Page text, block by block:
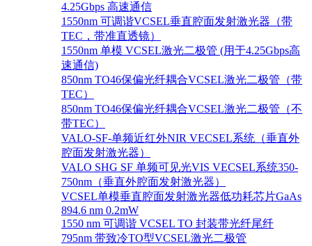
4.25Gbps 高速通信
1550nm 可调谐VCSEL垂直腔面发射激光器（带
TEC，带准直透镜）
1550nm 单模 VCSEL激光二极管 (用于4.25Gbps高
速通信)
850nm TO46保偏光纤耦合VCSEL激光二极管（带
TEC）
850nm TO46保偏光纤耦合VCSEL激光二极管（不
带TEC）
VALO-SF-单频近红外NIR VECSEL系统（垂直外
腔面发射激光器）
VALO SHG SF 单频可见光VIS VECSEL系统350-
750nm（垂直外腔面发射激光器）
VCSEL单模垂直腔面发射激光器低功耗芯片GaAs
894.6 nm 0.2mW
1550 nm 可调谐 VCSEL TO 封装带光纤尾纤
795nm 带致冷TO型VCSEL激光二极管